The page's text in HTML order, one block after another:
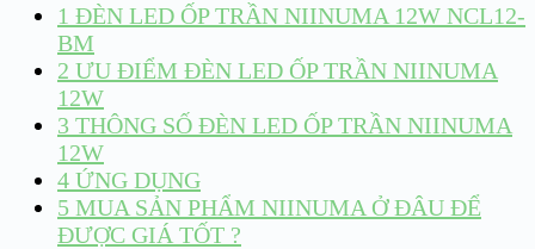
1 ĐÈN LED ỐP TRẦN NIINUMA 12W NCL12-
BM
2 ƯU ĐIỂM ĐÈN LED ỐP TRẦN NIINUMA
12W
3 THÔNG SỐ ĐÈN LED ỐP TRẦN NIINUMA
12W
4 ỨNG DỤNG
5 MUA SẢN PHẨM NIINUMA Ở ĐÂU ĐỂ
ĐƯỢC GIÁ TỐT ?